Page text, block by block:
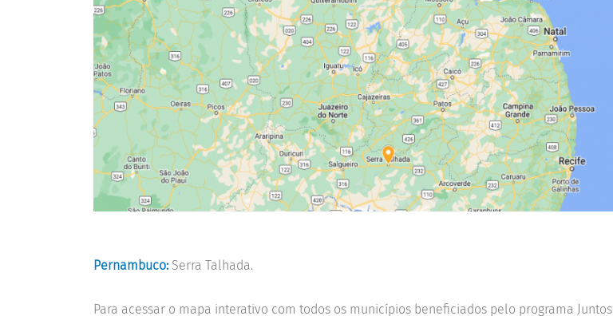
Pernambuco: Serra Talhada.
Para acessar o mapa interativo com todos os municípios beneficiados pelo programa Juntos